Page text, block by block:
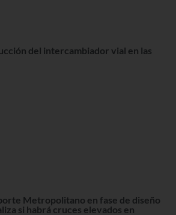
del intercambiador vial en las
Metropolitano en fase de diseño
si habrá cruces elevados en